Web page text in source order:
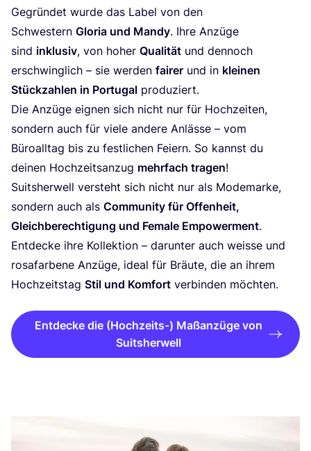
Gegrün­det wur­de das Label von den
Schwes­tern Glo­ria und Man­dy. Ihre Anzü­ge
sind inklu­siv, von hoher Qua­li­tät und den­noch
erschwing­lich – sie wer­den fai­rer und in klei­nen
Stück­zah­len in Por­tu­gal produziert.
Die Anzü­ge eig­nen sich nicht nur für Hoch­zei­ten,
son­dern auch für vie­le ande­re Anläs­se – vom
Büro­all­tag bis zu fest­li­chen Fei­ern. So kannst du
dei­nen Hoch­zeits­an­zug mehr­fach tra­gen!
Suit­s­her­well ver­steht sich nicht nur als Mode­mar­ke,
son­dern auch als Com­mu­ni­ty für Offen­heit,
Gleich­be­rech­ti­gung und Fema­le Empower­ment.
Ent­de­cke ihre Kol­lek­ti­on – dar­un­ter auch weis­se und
rosa­far­be­ne Anzü­ge, ide­al für Bräu­te, die an ihrem
Hoch­zeits­tag Stil und Kom­fort ver­bin­den möchten.
Entdecke die (Hochzeits-) Maßanzüge von
Suitsherwell